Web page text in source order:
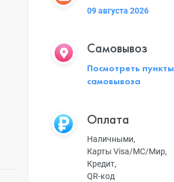
09 августа 2026
Самовывоз
Посмотреть пункты
самовывоза
Оплата
Наличными,
Карты Visa/MC/Мир,
Кредит,
QR-код